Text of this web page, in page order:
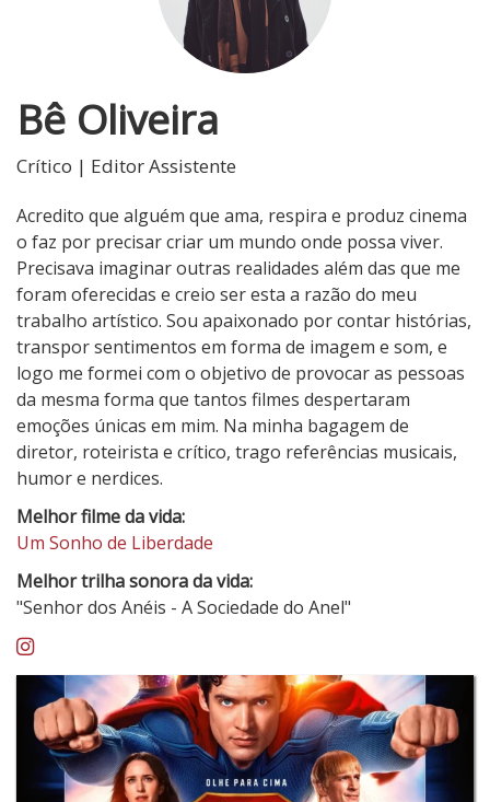
Bê Oliveira
Crítico | Editor Assistente
Acredito que alguém que ama, respira e produz cinema
o faz por precisar criar um mundo onde possa viver.
Precisava imaginar outras realidades além das que me
foram oferecidas e creio ser esta a razão do meu
trabalho artístico. Sou apaixonado por contar histórias,
transpor sentimentos em forma de imagem e som, e
logo me formei com o objetivo de provocar as pessoas
da mesma forma que tantos filmes despertaram
emoções únicas em mim. Na minha bagagem de
diretor, roteirista e crítico, trago referências musicais,
humor e nerdices.
Melhor filme da vida:
Um Sonho de Liberdade
Melhor trilha sonora da vida:
"Senhor dos Anéis - A Sociedade do Anel"
Instagram